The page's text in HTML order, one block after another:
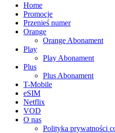
Główne
menu
Home
Promocje
Przenieś numer
Orange
Orange Abonament
Play
Play Abonament
Plus
Plus Abonament
T-Mobile
eSIM
Netflix
VOD
O nas
Polityka prywatności